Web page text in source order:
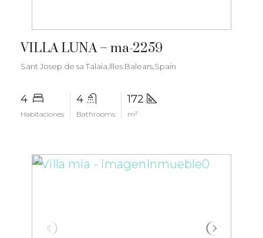
VILLA LUNA – ma-2259
Sant Josep de sa Talaia,Illes Balears,Spain
4
Habitaciones
4
Bathrooms
172
m²